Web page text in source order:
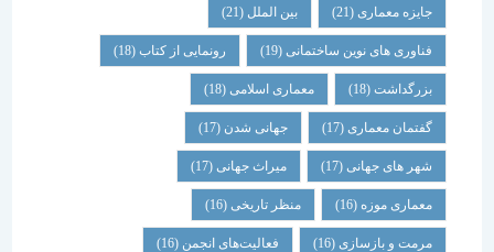
جایزه معماری (21) بین الملل(21)
فناوری های نوین ساختمانی(19) رونمایی از کتاب (18)
بزرگداشت (18) معماری اسلامی(18)
گفتمان معماری (17) جهانی شدن(17)
شهر های جهانی(17) میراث جهانی(17)
معماری موزه(16) منظر تاریخی (16)
مرمت و بازسازی(16) فعالیت‌های انجمن(16)